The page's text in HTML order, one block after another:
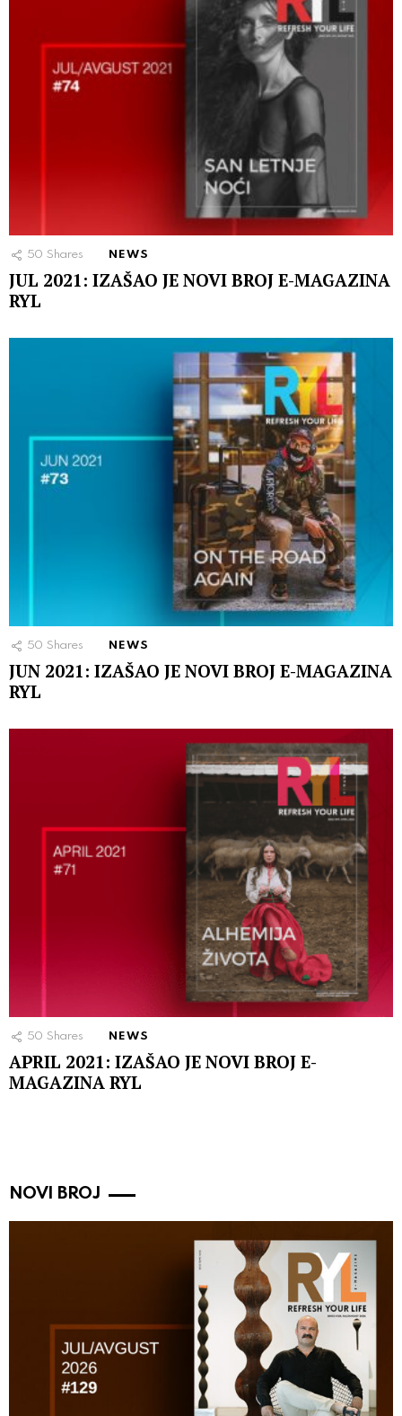
50 Shares NEWS
JUL 2021: IZAŠAO JE NOVI BROJ E-MAGAZINA
RYL
50 Shares NEWS
JUN 2021: IZAŠAO JE NOVI BROJ E-MAGAZINA
RYL
50 Shares NEWS
APRIL 2021: IZAŠAO JE NOVI BROJ E-
MAGAZINA RYL
NOVI BROJ